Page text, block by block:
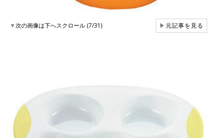
▼次の画像は下へスクロール (7/31) ▶元記事を見る